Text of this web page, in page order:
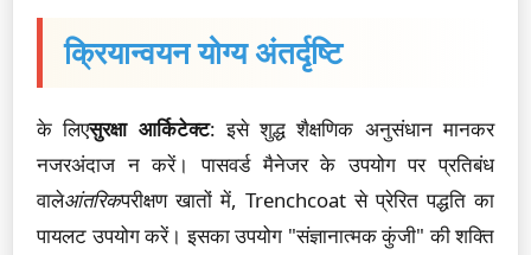
क्रियान्वयन योग्य अंतर्दृष्टि
के लिएसुरक्षा आर्किटेक्ट: इसे शुद्ध शैक्षणिक अनुसंधान मानकर
नजरअंदाज न करें। पासवर्ड मैनेजर के उपयोग पर प्रतिबंध
वालेआंतरिकपरीक्षण खातों में, Trenchcoat से प्रेरित पद्धति का
पायलट उपयोग करें। इसका उपयोग "संज्ञानात्मक कुंजी" की शक्ति